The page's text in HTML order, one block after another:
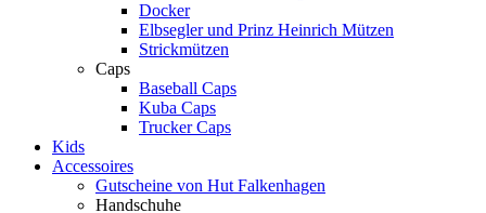
Docker
Elbsegler und Prinz Heinrich Mützen
Strickmützen
Caps
Baseball Caps
Kuba Caps
Trucker Caps
Kids
Accessoires
Gutscheine von Hut Falkenhagen
Handschuhe